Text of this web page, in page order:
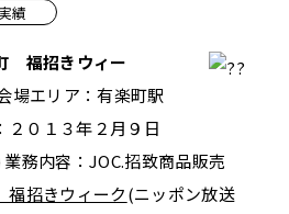
績
福招きウィー
場エリア：有楽町駅
２０１３年２月９日
務内容：JOC.招致商品販売
招きウィーク(ニッポン放送